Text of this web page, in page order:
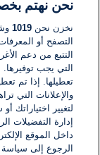
نحن نهتم
نخزن نحن1019
التصفح أو
التتبع من دعم
التي يجب
تعطيلها. إذا تم
والإعلانات التي
لتغيير
إدارة التفضيلات
داخل الموقع
الرجوع إلى سياسة